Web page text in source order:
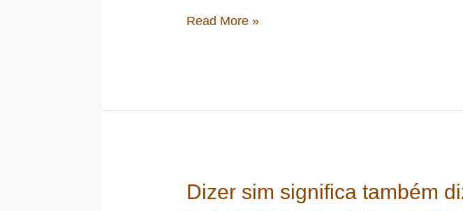
Problemas
Read More »
Dizer sim significa também